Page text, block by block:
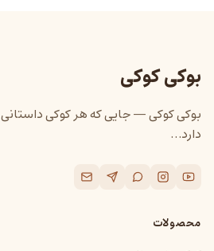
بوکی کوکی
بوکی کوکی — جایی که هر کوکی داستانی
دارد…
محصولات